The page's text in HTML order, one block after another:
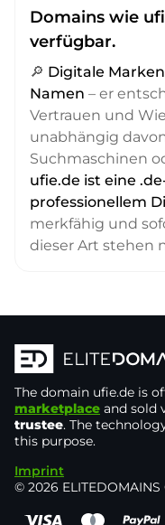
Domains wie
verfügbar.
🔎 Digitale
Namen – er
Vertrauen und
unabhängig
Suchmaschinen
ufie.de ist eine
professionellem
merkfähig und
dieser Art stehen
The domain ufie.de is
marketplace and sold
trustee. The
this purpose.
Imprint
© 2026 ELITEDOMAINS